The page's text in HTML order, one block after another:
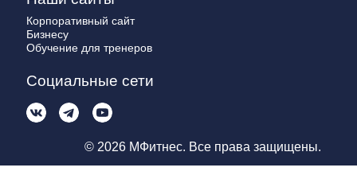
Корпоративный сайт
Бизнесу
Обучение для тренеров
Социальные сети
© 2026 МФитнес. Все права защищены.